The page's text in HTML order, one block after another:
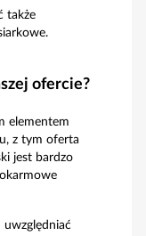
także
ofercie?
elementem
z tym oferta
jest bardzo
uwzględniać